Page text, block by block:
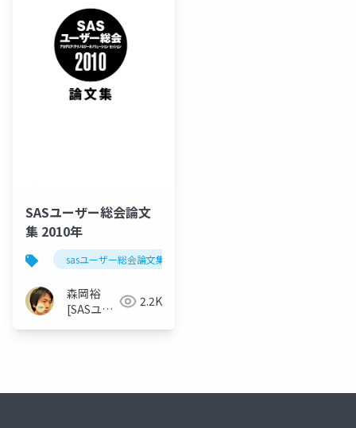
SASユーザー総会論文
集 2010年
sasユーザー総会論文集 2010年
森岡裕
[SASユー
2.2K